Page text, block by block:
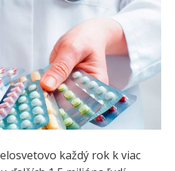
každý rok k viac